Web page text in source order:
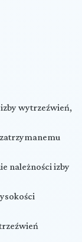
wytrzeźwień,
należności izby